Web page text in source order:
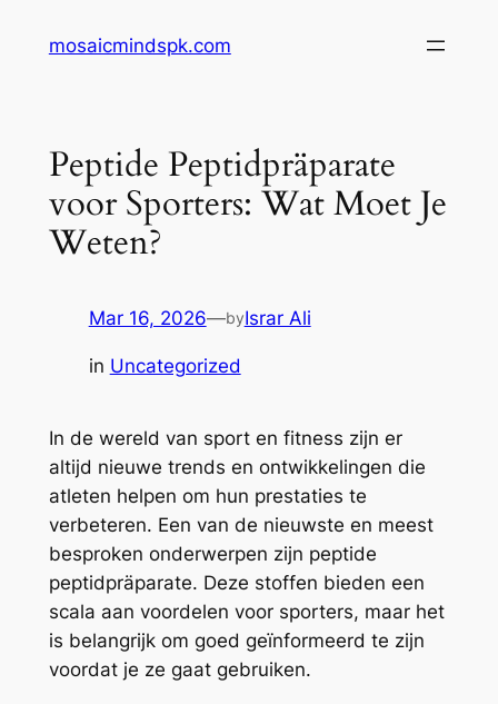
mosaicmindspk.com
Peptide Peptidpräparate
voor Sporters: Wat Moet Je
Weten?
Mar 16, 2026—byIsrar Ali
in Uncategorized
In de wereld van sport en fitness zijn er
altijd nieuwe trends en ontwikkelingen die
atleten helpen om hun prestaties te
verbeteren. Een van de nieuwste en meest
besproken onderwerpen zijn peptide
peptidpräparate. Deze stoffen bieden een
scala aan voordelen voor sporters, maar het
is belangrijk om goed geïnformeerd te zijn
voordat je ze gaat gebruiken.